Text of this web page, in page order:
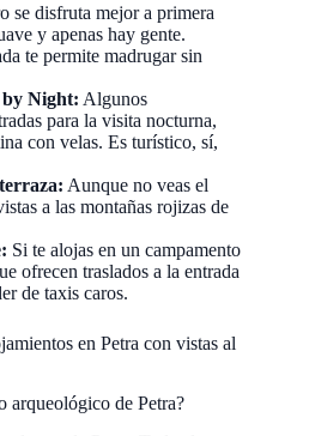
se disfruta mejor a primera
y apenas hay gente.
te permite madrugar sin
Night: Algunos
para la visita nocturna,
con velas. Es turístico, sí,
Aunque no veas el
a las montañas rojizas de
Si te alojas en un campamento
ofrecen traslados a la entrada
de taxis caros.
en Petra con vistas al
arqueológico de Petra?